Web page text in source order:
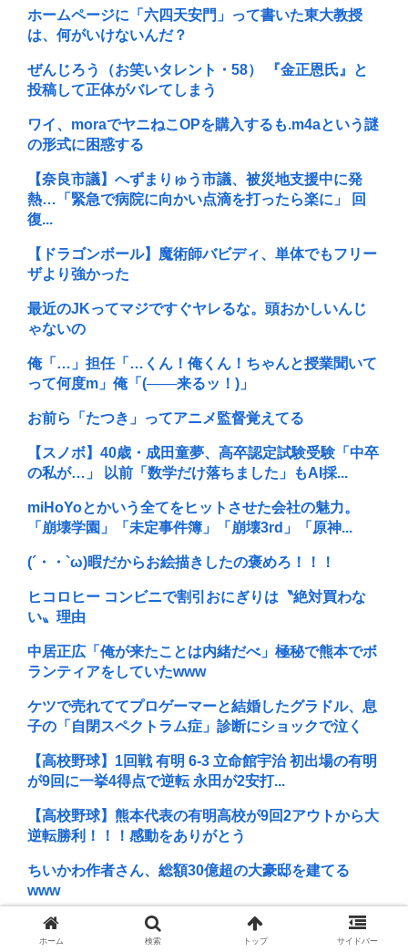
ホームページに「六四天安門」って書いた東大教授
は、何がいけないんだ？
ぜんじろう（お笑いタレント・58） 『金正恩氏』と
投稿して正体がバレてしまう
ワイ、moraでヤニねこOPを購入するも.m4aという謎
の形式に困惑する
【奈良市議】へずまりゅう市議、被災地支援中に発
熱…「緊急で病院に向かい点滴を打ったら楽に」 回
復...
【ドラゴンボール】魔術師バビディ、単体でもフリー
ザより強かった
最近のJKってマジですぐヤレるな。頭おかしいんじ
ゃないの
俺「…」担任「…くん！俺くん！ちゃんと授業聞いて
って何度m」俺「(───来るッ！)」
お前ら「たつき」ってアニメ監督覚えてる
【スノボ】40歳・成田童夢、高卒認定試験受験「中卒
の私が…」 以前「数学だけ落ちました」もAI採...
miHoYoとかいう全てをヒットさせた会社の魅力。
「崩壊学園」「未定事件簿」「崩壊3rd」「原神...
(´・・`ω)暇だからお絵描きしたの褒めろ！！！
ヒコロヒー コンビニで割引おにぎりは〝絶対買わな
い〟理由
中居正広「俺が来たことは内緒だべ」極秘で熊本でボ
ランティアをしていたwww
ケツで売れててプロゲーマーと結婚したグラドル、息
子の「自閉スペクトラム症」診断にショックで泣く
【高校野球】1回戦 有明 6-3 立命館宇治 初出場の有明
が9回に一挙4得点で逆転 永田が2安打...
【高校野球】熊本代表の有明高校が9回2アウトから大
逆転勝利！！！感動をありがとう
ちいかわ作者さん、総額30億超の大豪邸を建てる
www
「押井守」という、時かけとサマーウォーズの一発屋
のくせにやたらとイキってるアニメ映画監督いるで
ホーム 検索 トップ サイドバー